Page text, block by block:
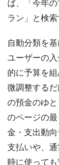
ば、「今年
ラン」と検
自動分類を
ユーザーの
的に予算を
微調整する
の預金のゆ
のページの
金・支出動
支払いや、
時に使っても